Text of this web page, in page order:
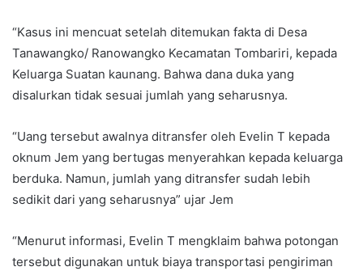
“Kasus ini mencuat setelah ditemukan fakta di Desa
Tanawangko/ Ranowangko Kecamatan Tombariri, kepada
Keluarga Suatan kaunang. Bahwa dana duka yang
disalurkan tidak sesuai jumlah yang seharusnya.
“Uang tersebut awalnya ditransfer oleh Evelin T kepada
oknum Jem yang bertugas menyerahkan kepada keluarga
berduka. Namun, jumlah yang ditransfer sudah lebih
sedikit dari yang seharusnya” ujar Jem
“Menurut informasi, Evelin T mengklaim bahwa potongan
tersebut digunakan untuk biaya transportasi pengiriman